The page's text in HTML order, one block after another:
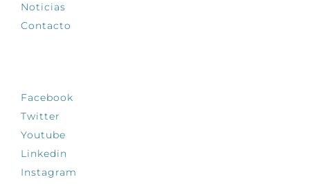
Noticias
Contacto
Facebook
Twitter
Youtube
Linkedin
Instagram